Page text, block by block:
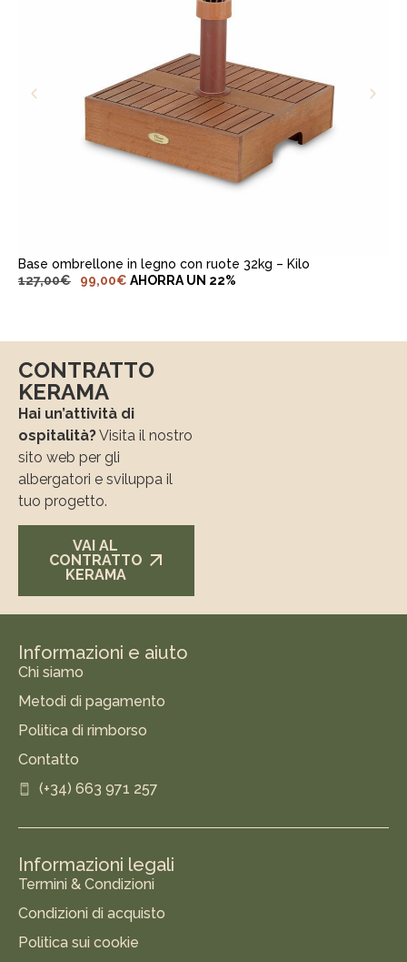
AGGIUNGI AL CARRELLO
Base ombrellone in legno con ruote 32kg – Kilo
127,00€ 99,00€ AHORRA UN 22%
CONTRATTO
KERAMA
Hai un’attività di
ospitalità?Visita il nostro
sito web per gli
albergatori e sviluppa il
tuo progetto.
VAI AL
CONTRATTO
KERAMA
Informazioni e aiuto
Chi siamo
Metodi di pagamento
Politica di rimborso
Contatto
(+34) 663 971 257
Informazioni legali
Termini & Condizioni
Condizioni di acquisto
Politica sui cookie